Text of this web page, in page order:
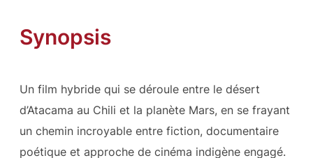
Synopsis
Un film hybride qui se déroule entre le désert
d’Atacama au Chili et la planète Mars, en se frayant
un chemin incroyable entre fiction, documentaire
poétique et approche de cinéma indigène engagé.